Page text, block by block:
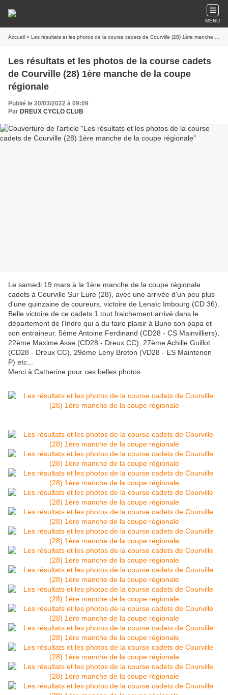
MENU
Accueil » Les résultats et les photos de la course cadets de Courville (28) 1ère manche de la coupe régionale
Les résultats et les photos de la course cadets
de Courville (28) 1ère manche de la coupe
régionale
Publié le 20/03/2022 à 09:09
Par DREUX CYCLO CLUB
Le samedi 19 mars à la 1ère manche de la coupe régionale
cadets à Courville Sur Eure (28), avec une arrivée d'un peu plus
d'une quinzaine de coureurs, victoire de Lenaïc Imbourg (CD 36).
Belle victoire de ce cadets 1 tout fraichement arrivé dans le
département de l'Indre qui a du faire plaisir à Buno son papa et
son entraineur. 5ème Antoine Ferdinand (CD28 - CS Mainvilliers),
22ème Maxime Asse (CD28 - Dreux CC), 27ème Achille Guillot
(CD28 - Dreux CC), 29ème Leny Breton (VD28 - ES Maintenon
P) etc...
Merci à Catherine pour ces belles photos.